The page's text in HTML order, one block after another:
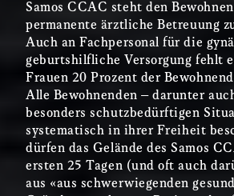
Samos CCAC steht den
permanente ärztliche Betreuung
Auch an Fachpersonal für die
geburtshilfliche Versorgung fehlt
Frauen 20 Prozent der
Alle Bewohnenden – darunter
besonders schutzbedürftigen
systematisch in ihrer Freiheit
dürfen das Gelände des Samos
ersten 25 Tagen (und oft auch
aus «aus schwerwiegenden